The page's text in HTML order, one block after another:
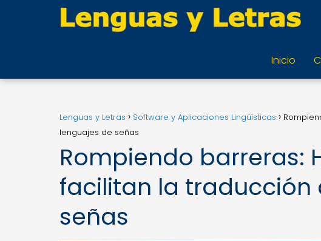
Inicio
Lenguas y Letras Software y Aplicaciones Lingüísticas
lenguajes de señas
Rompiendo barreras:
facilitan la traducción
señas